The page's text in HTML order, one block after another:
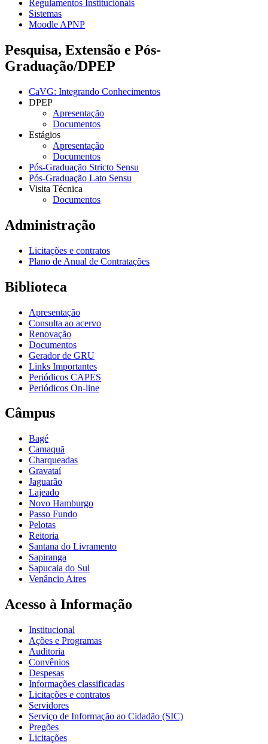
Regulamentos Institucionais
Sistemas
Moodle APNP
Pesquisa, Extensão e Pós-
Graduação/DPEP
CaVG: Integrando Conhecimentos
DPEP
Apresentação
Documentos
Estágios
Apresentação
Documentos
Pós-Graduação Stricto Sensu
Pós-Graduação Lato Sensu
Visita Técnica
Documentos
Administração
Licitações e contratos
Plano de Anual de Contratações
Biblioteca
Apresentação
Consulta ao acervo
Renovação
Documentos
Gerador de GRU
Links Importantes
Periódicos CAPES
Periódicos On-line
Câmpus
Bagé
Camaquã
Charqueadas
Gravataí
Jaguarão
Lajeado
Novo Hamburgo
Passo Fundo
Pelotas
Reitoria
Santana do Livramento
Sapiranga
Sapucaia do Sul
Venâncio Aires
Acesso à Informação
Institucional
Ações e Programas
Auditoria
Convênios
Despesas
Informações classificadas
Licitações e contratos
Servidores
Serviço de Informação ao Cidadão (SIC)
Pregões
Licitações